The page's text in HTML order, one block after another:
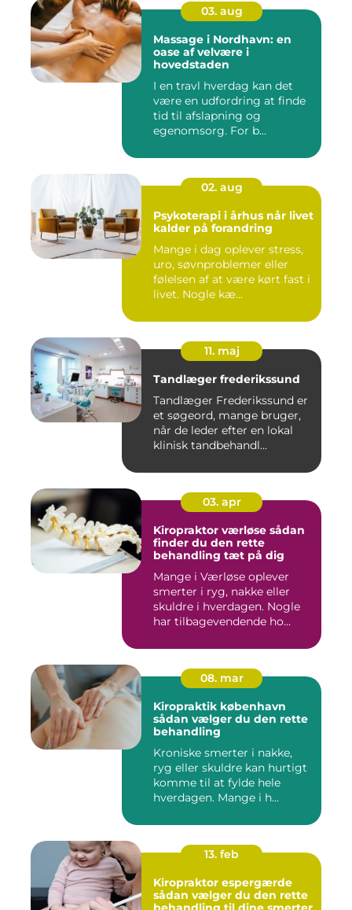
03. aug
Massage i Nordhavn: en
oase af velvære i
hovedstaden
I en travl hverdag kan det
være en udfordring at finde
tid til afslapning og
egenomsorg. For b...
02. aug
Psykoterapi i århus når livet
kalder på forandring
Mange i dag oplever stress,
uro, søvnproblemer eller
følelsen af at være kørt fast i
livet. Nogle kæ...
11. maj
Tandlæger frederikssund
Tandlæger Frederikssund er
et søgeord, mange bruger,
når de leder efter en lokal
klinisk tandbehandl...
03. apr
Kiropraktor værløse sådan
finder du den rette
behandling tæt på dig
Mange i Værløse oplever
smerter i ryg, nakke eller
skuldre i hverdagen. Nogle
har tilbagevendende ho...
08. mar
Kiropraktik københavn
sådan vælger du den rette
behandling
Kroniske smerter i nakke,
ryg eller skuldre kan hurtigt
komme til at fylde hele
hverdagen. Mange i h...
13. feb
Kiropraktor espergærde
sådan vælger du den rette